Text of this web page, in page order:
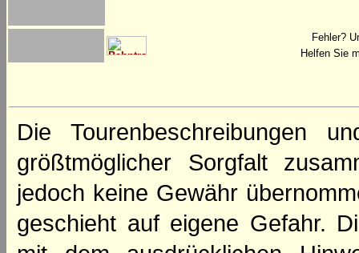
Fehler?
Helfen Sie
Die Tourenbeschreibungen
größtmöglicher Sorgfalt
jedoch keine Gewähr
geschieht auf eigene Gefahr.